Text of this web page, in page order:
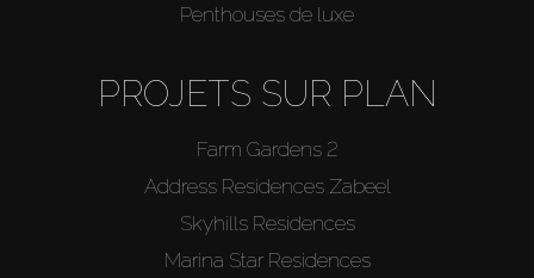
Penthouses de luxe
PROJETS SUR PLAN
Farm Gardens 2
Address Residences Zabeel
Skyhills Residences
Marina Star Residences